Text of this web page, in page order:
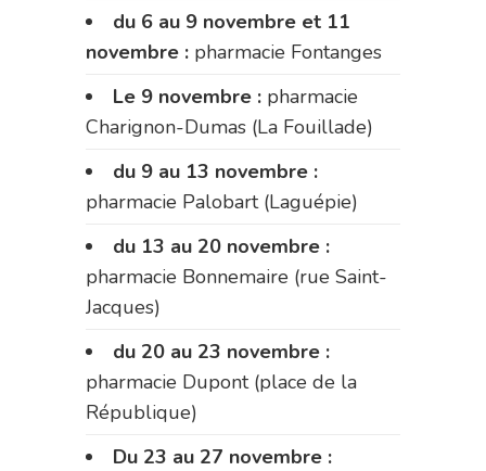
du 6 au 9 novembre et 11
novembre : pharmacie Fontanges
Le 9 novembre : pharmacie
Charignon-Dumas (La Fouillade)
du 9 au 13 novembre :
pharmacie Palobart (Laguépie)
du 13 au 20 novembre :
pharmacie Bonnemaire (rue Saint-
Jacques)
du 20 au 23 novembre :
pharmacie Dupont (place de la
République)
Du 23 au 27 novembre :